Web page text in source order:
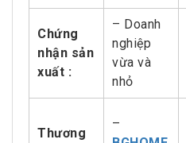
Chứng
nhận sản
xuất :
– Doanh
nghiệp
vừa và
nhỏ
Thương
–